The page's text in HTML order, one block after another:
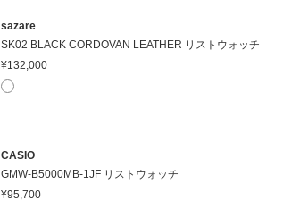
sazare
SK02 BLACK CORDOVAN LEATHER リストウォッチ
¥132,000
CASIO
GMW-B5000MB-1JF リストウォッチ
¥95,700